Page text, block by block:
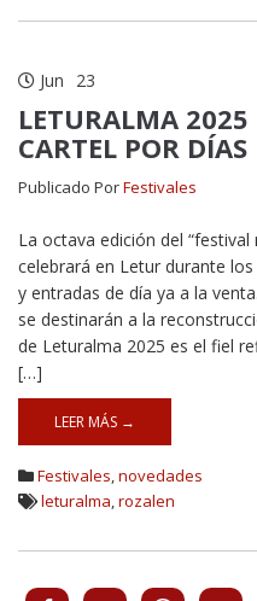
Jun 23
LETURALMA 2025
CARTEL POR DÍAS
Publicado PorFestivales
La octava edición del
celebrará en Letur durante
y entradas de día ya a la
se destinarán a la
de Leturalma 2025 es el fiel
[…]
LEER MÁS →
Festivales,novedades
leturalma,rozalen